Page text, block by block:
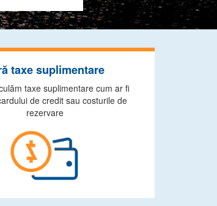
taxe suplimentare
taxe suplimentare cum ar fi
de credit sau costurile de
rezervare